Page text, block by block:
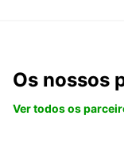
Os nossos
Ver todos os